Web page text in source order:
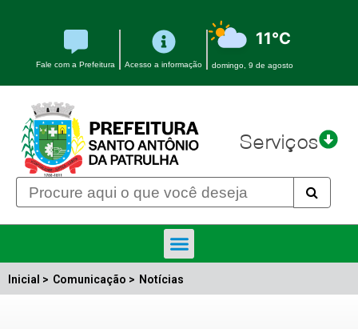
Fale com a Prefeitura Acesso a informação
11°C
domingo, 9 de agosto
Serviços
Inicial > Comunicação > Notícias